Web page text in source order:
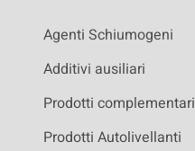
Agenti Schiumogeni
Additivi ausiliari
Prodotti complementari
Prodotti Autolivellanti